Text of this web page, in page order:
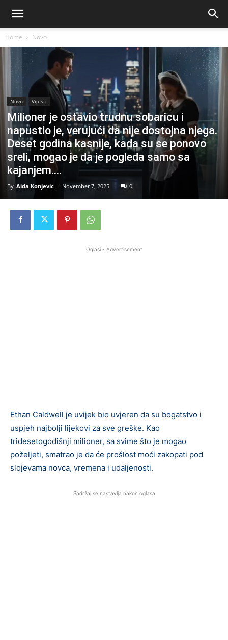
Home Novo
Novo Vijesti
Milioner je ostavio trudnu sobaricu i
napustio je, verujući da nije dostojna njega.
Deset godina kasnije, kada su se ponovo
sreli, mogao je da je pogleda samo sa
kajanjem….
By Aida Konjevic - November 7, 2025 0
Oglasi - Advertisement
Ethan Caldwell je uvijek bio uvjeren da su bogatstvo i
uspjeh najbolji lijekovi za sve greške. Kao
tridesetogodišnji milioner, sa svime što je mogao
poželjeti, smatrao je da će prošlost moći zakopati pod
slojevama novca, vremena i udaljenosti.
Sadržaj se nastavlja nakon oglasa